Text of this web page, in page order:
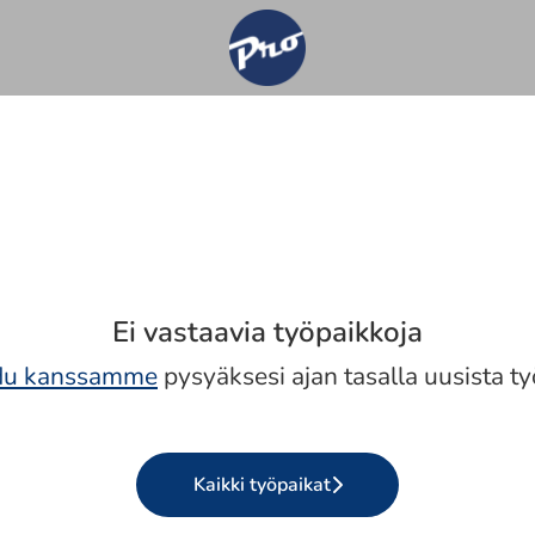
Ei vastaavia työpaikkoja
kanssamme pysyäksesi ajan tasalla uusista
Kaikki työpaikat